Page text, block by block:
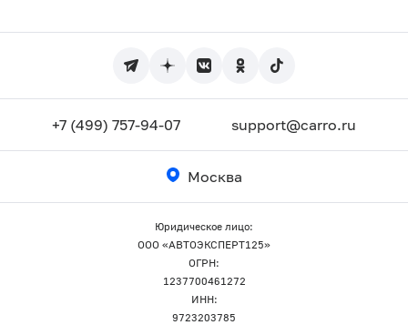
+7 (499) 757-94-07 support@carro.ru
Москва
Юридическое лицо:
ООО «АВТОЭКСПЕРТ125»
ОГРН:
1237700461272
ИНН:
9723203785